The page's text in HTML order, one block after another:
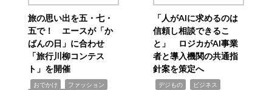
旅の思い出を五・七・
五で！ エースが「か
ばんの日」に合わせ
「旅行川柳コンテス
ト」を開催
おでかけ ファッション
「人がAIに求めるのは
信頼し相談できるこ
と」 ロジカがAI事業
者と導入機関の共通指
針案を策定へ
デジもの ビジネス